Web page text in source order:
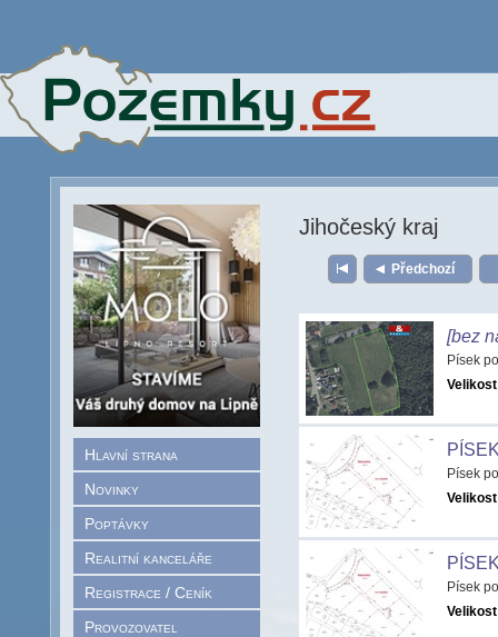
Hlavní strana
Novinky
Poptávky
Realitní kanceláře
Registrace / Ceník
Provozovatel
Jihočeský kraj
Předchozí
[bez
Písek
Písek
Písek